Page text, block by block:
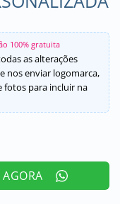
100% gratuita
as alterações
nos enviar logomarca,
fotos para incluir na